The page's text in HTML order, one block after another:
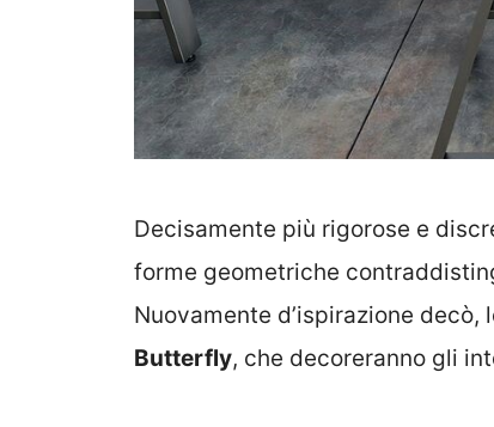
Decisamente più rigorose e
forme geometriche
Nuovamente d’ispirazione decò,
Butterfly, che decoreranno gli